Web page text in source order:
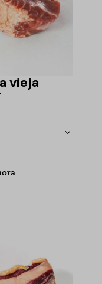
vieja